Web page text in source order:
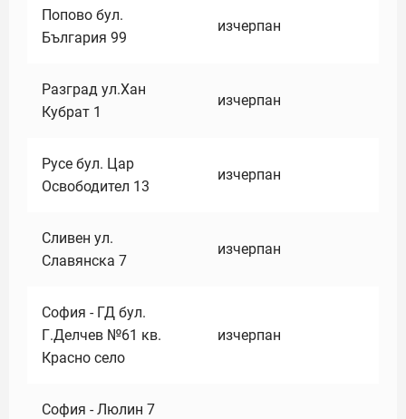
Попово бул.
България 99
изчерпан
Разград ул.Хан
Кубрат 1
изчерпан
Русе бул. Цар
Освободител 13
изчерпан
Сливен ул.
Славянска 7
изчерпан
София - ГД бул.
Г.Делчев №61 кв.
Красно село
изчерпан
София - Люлин 7